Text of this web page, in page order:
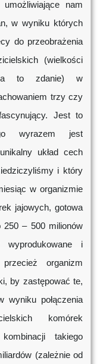
nam
w wyniku których
do przeobrażenia
(wielkości
to zdanie) w
trzy czy
Jest to
wyrazem jest
układ cech
i który
w organizmie
jajowych, gotowa
250 – 500 milionów
wyprodukowane i
organizm
by zastępować te,
wyniku połączenia
komórek
takiego
(zależnie od